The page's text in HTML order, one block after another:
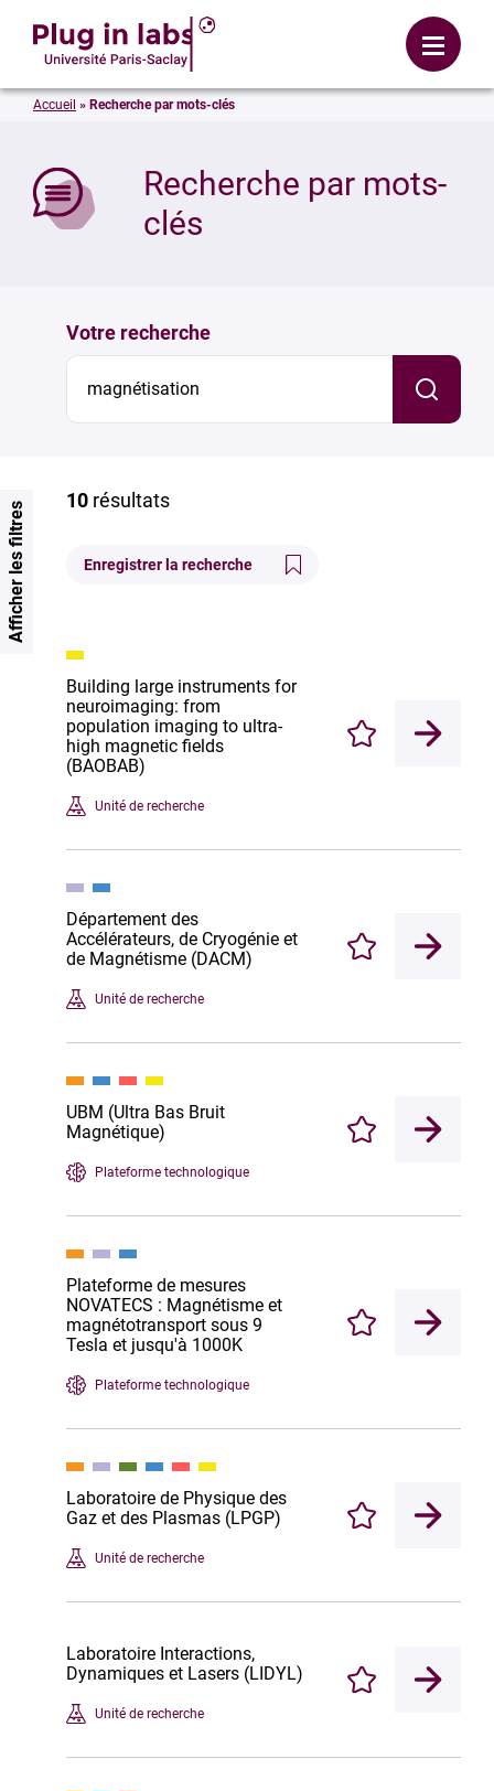
Menu
Recherche par mots-
clés
Accueil » Recherche par mots-clés
Votre recherche
10 résultats
Enregistrer la recherche
Building large instruments for
neuroimaging: from
population imaging to ultra-
high magnetic fields
(BAOBAB)
Unité de recherche
Enregistrer
Département des
Accélérateurs, de Cryogénie et
de Magnétisme (DACM)
Unité de recherche
Enregistrer
UBM (Ultra Bas Bruit
Magnétique)
Plateforme technologique
Enregistrer
Plateforme de mesures
NOVATECS : Magnétisme et
magnétotransport sous 9
Tesla et jusqu'à 1000K
Plateforme technologique
Enregistrer
Laboratoire de Physique des
Gaz et des Plasmas (LPGP)
Unité de recherche
Enregistrer
Laboratoire Interactions,
Dynamiques et Lasers (LIDYL)
Unité de recherche
Enregistrer
Afficher les filtres